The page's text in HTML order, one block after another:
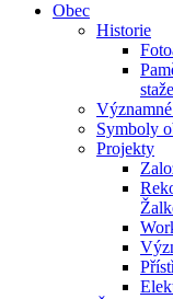
Obec
Historie
Symboly
Projekty